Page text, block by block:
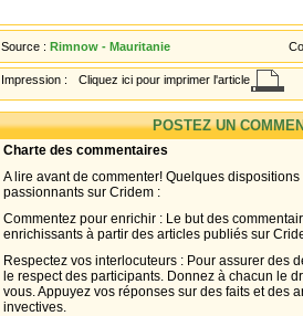
Source : Rimnow - Mauritanie
Impression : Cliquez ici pour imprimer l'article
POSTEZ UN
Charte des commentaires
A lire avant de commenter! Quelques
passionnants sur Cridem :
Commentez pour enrichir : Le but des
enrichissants à partir des articles publiés sur
Respectez vos interlocuteurs : Pour assurer des
le respect des participants. Donnez à chacun le
vous. Appuyez vos réponses sur des faits et des
invectives.